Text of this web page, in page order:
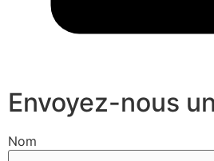
Envoyez-nous
Nom